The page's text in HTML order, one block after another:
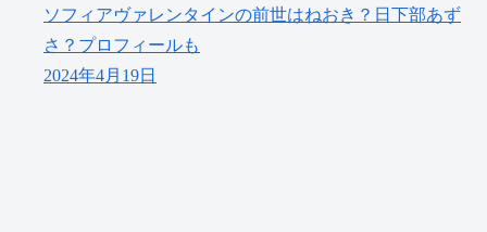
ソフィアヴァレンタインの前世はねおき？日下部あず
さ？プロフィールも
2024年4月19日